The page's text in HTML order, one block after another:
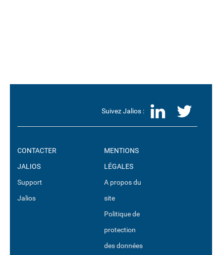
Suivez Jalios :
CONTACTER
JALIOS
Support
Jalios
MENTIONS
LÉGALES
A propos du
site
Politique de
protection
des données